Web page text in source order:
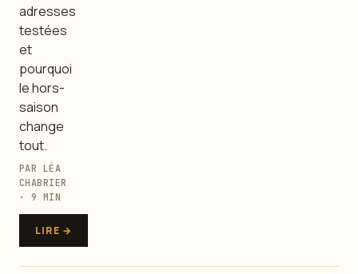
adresses
testées
et
pourquoi
le hors-
saison
change
tout.
PAR LÉA
CHABRIER
· 9 MIN
LIRE →